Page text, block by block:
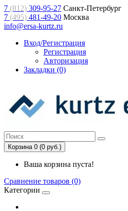
7 (812) 309-95-27 Санкт-Петербург
7 (495) 481-49-20 Москва
info@ersa-kurtz.ru
Вход/Регистрация
Регистрация
Авторизация
Закладки (0)
Корзина 0 (0 руб.)
Ваша корзина пуста!
Сравнение товаров (0)
Категории